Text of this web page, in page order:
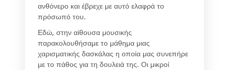
ανθόνερο και έβρεχε με αυτό ελαφρά το
πρόσωπό του.
Εδώ, στην αίθουσα μουσικής
παρακολουθήσαμε το μάθημα μιας
χαρισματικής δασκάλας η οποία μας συνεπήρε
με το πάθος για τη δουλειά της. Οι μικροί